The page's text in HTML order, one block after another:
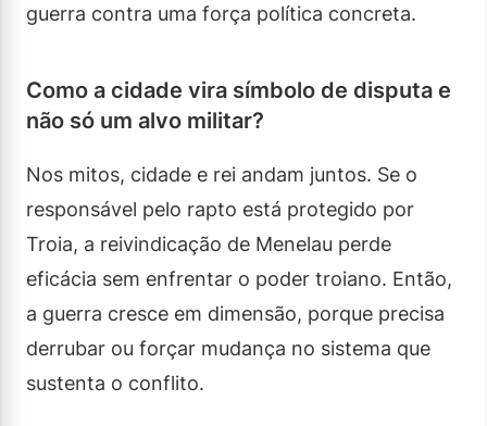
guerra contra uma força política concreta.
Como a cidade vira símbolo de disputa e
não só um alvo militar?
Nos mitos, cidade e rei andam juntos. Se o
responsável pelo rapto está protegido por
Troia, a reivindicação de Menelau perde
eficácia sem enfrentar o poder troiano. Então,
a guerra cresce em dimensão, porque precisa
derrubar ou forçar mudança no sistema que
sustenta o conflito.